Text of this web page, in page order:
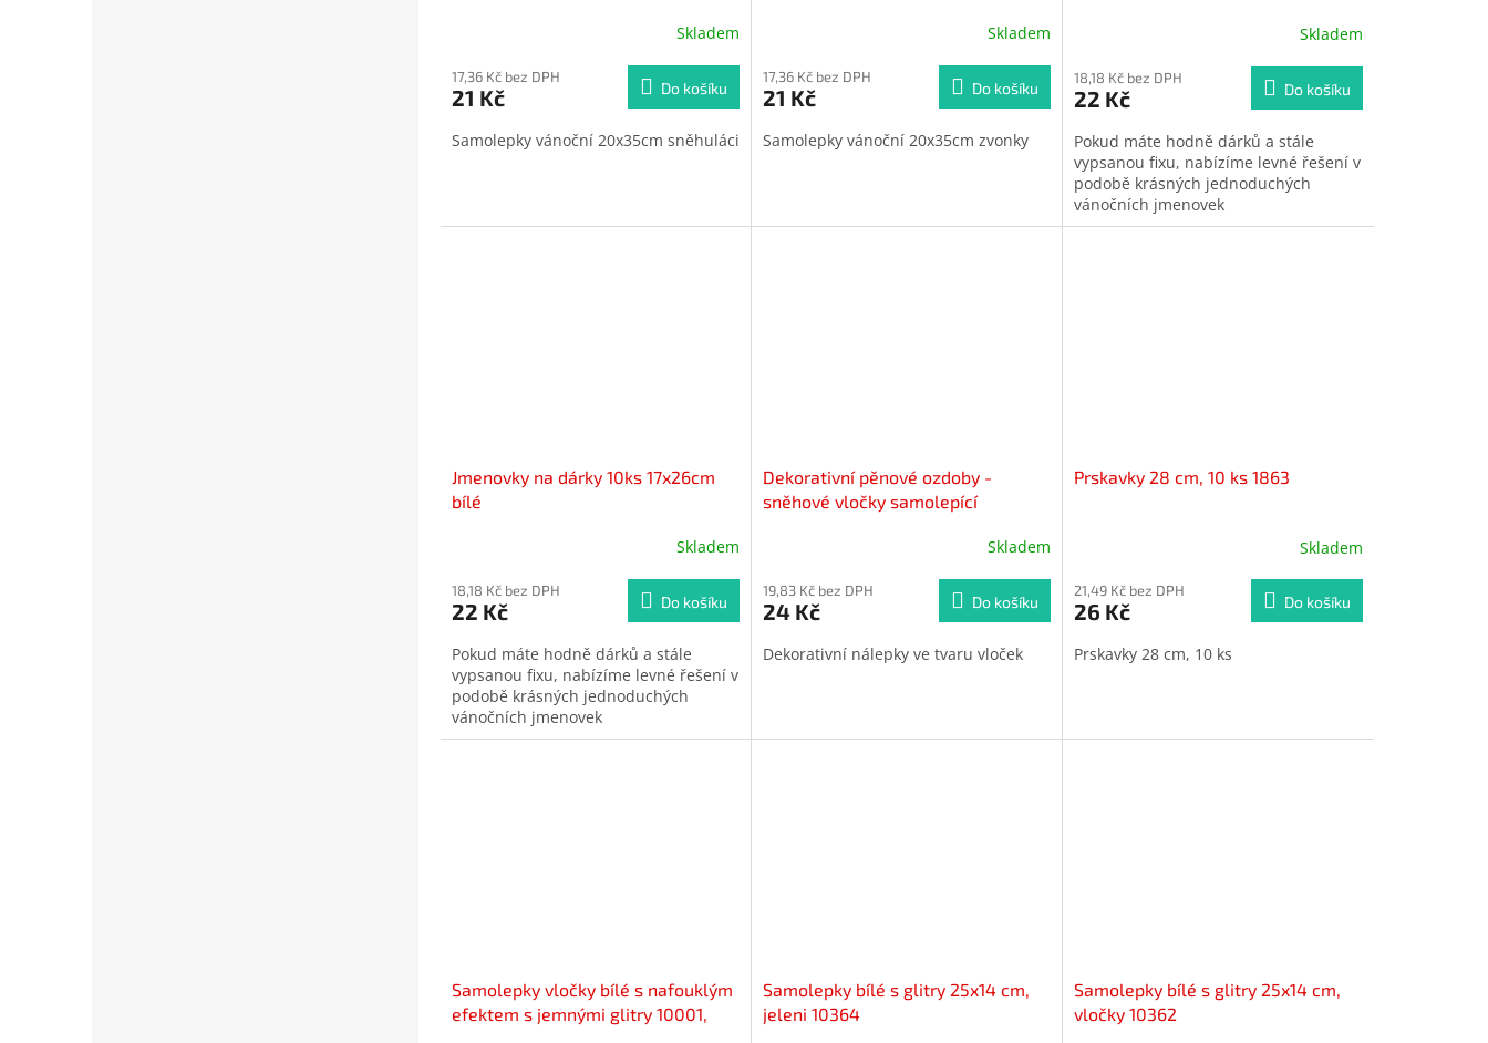
Skladem
17,36 Kč bez DPH
21 Kč Do košíku
Samolepky vánoční 20x35cm sněhuláci
Skladem
17,36 Kč bez DPH
21 Kč Do košíku
Samolepky vánoční 20x35cm zvonky
Skladem
18,18 Kč bez DPH
22 Kč Do košíku
Pokud máte hodně dárků a stále
vypsanou fixu, nabízíme levné řešení v
podobě krásných jednoduchých
vánočních jmenovek
Jmenovky na dárky 10ks 17x26cm
bílé
Skladem
18,18 Kč bez DPH
22 Kč Do košíku
Pokud máte hodně dárků a stále
vypsanou fixu, nabízíme levné řešení v
podobě krásných jednoduchých
vánočních jmenovek
Dekorativní pěnové ozdoby -
sněhové vločky samolepící
Skladem
19,83 Kč bez DPH
24 Kč Do košíku
Dekorativní nálepky ve tvaru vloček
Prskavky 28 cm, 10 ks 1863
Skladem
21,49 Kč bez DPH
26 Kč Do košíku
Prskavky 28 cm, 10 ks
Samolepky vločky bílé s nafouklým
efektem s jemnými glitry 10001,
Samolepky bílé s glitry 25x14 cm,
jeleni 10364
Samolepky bílé s glitry 25x14 cm,
vločky 10362